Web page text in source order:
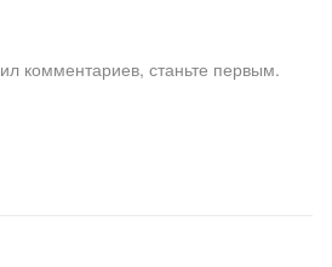
комментариев, станьте первым.